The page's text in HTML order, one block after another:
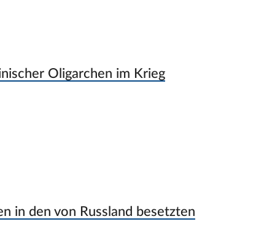
Oligarchen im Krieg
in den von Russland besetzten